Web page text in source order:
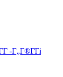
-Г„Г®Г­Гі